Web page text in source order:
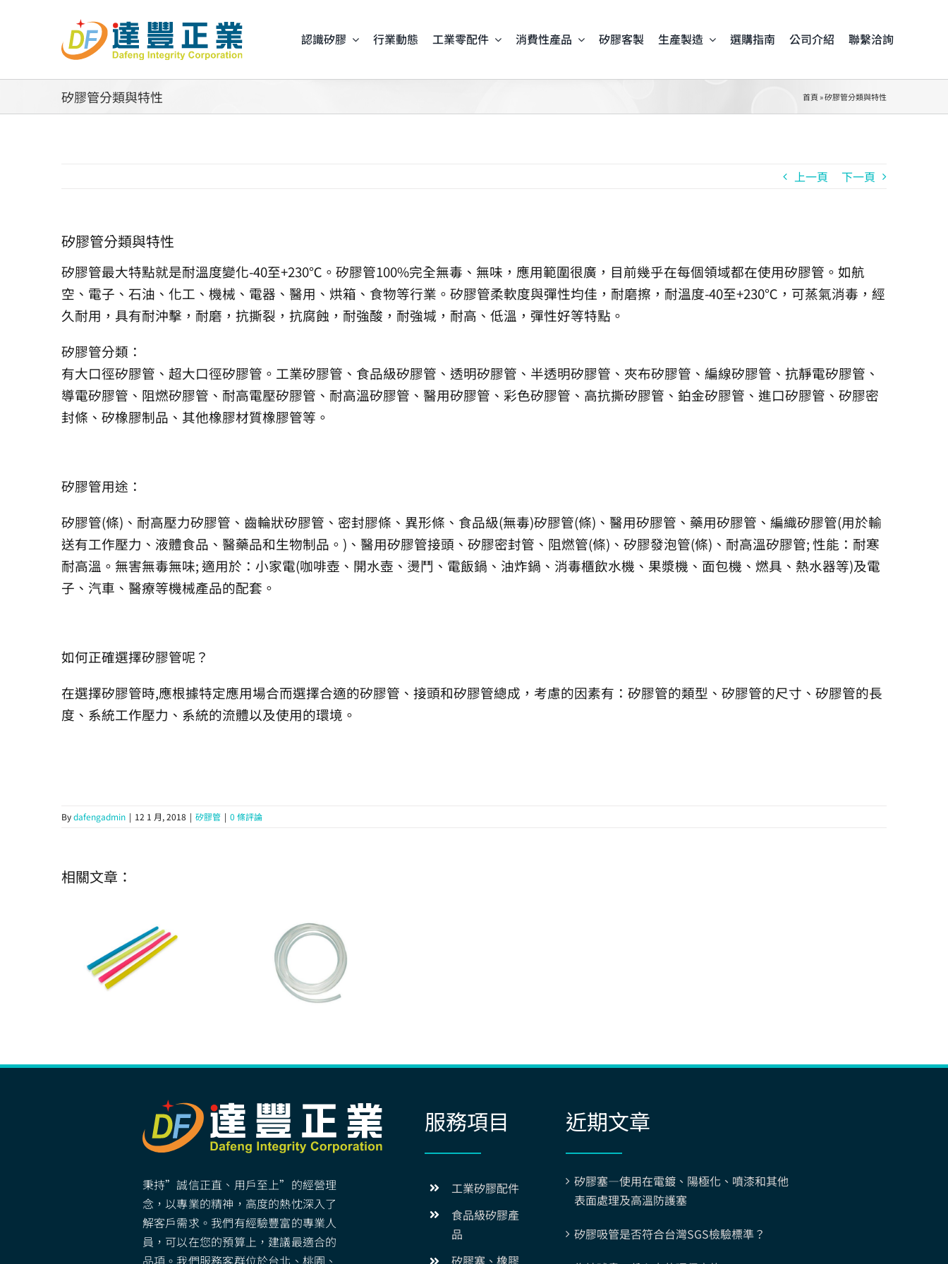
認識矽膠 行業動態 工業零配件 消費性產品 矽膠客製 生產製造 選購指南 公司介紹 聯繫洽詢
矽膠管分類與特性 首頁 »矽膠管分類與特性
上一頁 下一頁
矽膠管分類與特性
矽膠管最大特點就是耐溫度變化-40至+230℃。矽膠管100%完全無毒、無味，應用範圍很廣，目前幾乎在每個領域都在使用矽膠管。如航
空、電子、石油、化工、機械、電器、醫用、烘箱、食物等行業。矽膠管柔軟度與彈性均佳，耐磨擦，耐溫度-40至+230℃，可蒸氣消毒，經
久耐用，具有耐沖擊，耐磨，抗撕裂，抗腐蝕，耐強酸，耐強堿，耐高、低溫，彈性好等特點。
矽膠管分類：
有大口徑矽膠管、超大口徑矽膠管。工業矽膠管、食品級矽膠管、透明矽膠管、半透明矽膠管、夾布矽膠管、編線矽膠管、抗靜電矽膠管、
導電矽膠管、阻燃矽膠管、耐高電壓矽膠管、耐高溫矽膠管、醫用矽膠管、彩色矽膠管、高抗撕矽膠管、鉑金矽膠管、進口矽膠管、矽膠密
封條、矽橡膠制品、其他橡膠材質橡膠管等。
矽膠管用途：
矽膠管(條)、耐高壓力矽膠管、齒輪狀矽膠管、密封膠條、異形條、食品級(無毒)矽膠管(條)、醫用矽膠管、藥用矽膠管、編織矽膠管(用於輸
送有工作壓力、液體食品、醫藥品和生物制品。)、醫用矽膠管接頭、矽膠密封管、阻燃管(條)、矽膠發泡管(條)、耐高溫矽膠管; 性能：耐寒
耐高溫。無害無毒無味; 適用於：小家電(咖啡壺、開水壺、燙鬥、電飯鍋、油炸鍋、消毒櫃飲水機、果漿機、面包機、燃具、熱水器等)及電
子、汽車、醫療等機械產品的配套。
如何正確選擇矽膠管呢？
在選擇矽膠管時,應根據特定應用場合而選擇合適的矽膠管、接頭和矽膠管總成，考慮的因素有：矽膠管的類型、矽膠管的尺寸、矽膠管的長
度、系統工作壓力、系統的流體以及使用的環境。
Bydafengadmin | 12 1 月, 2018 | 矽膠管 | 0 條評論
相關文章：
秉持”誠信正直、用戶至上”的經營理
念，以專業的精神，高度的熱忱深入了
解客戶需求。我們有經驗豐富的專業人
員，可以在您的預算上，建議最適合的
品項。我們服務客群位於台北、桃園、
服務項目
工業矽膠配件
食品級矽膠產
品
矽膠塞、橡膠
近期文章
矽膠塞—使用在電鍍、陽極化、噴漆和其他
表面處理及高溫防護塞
矽膠吸管是否符合台灣SGS檢驗標準？